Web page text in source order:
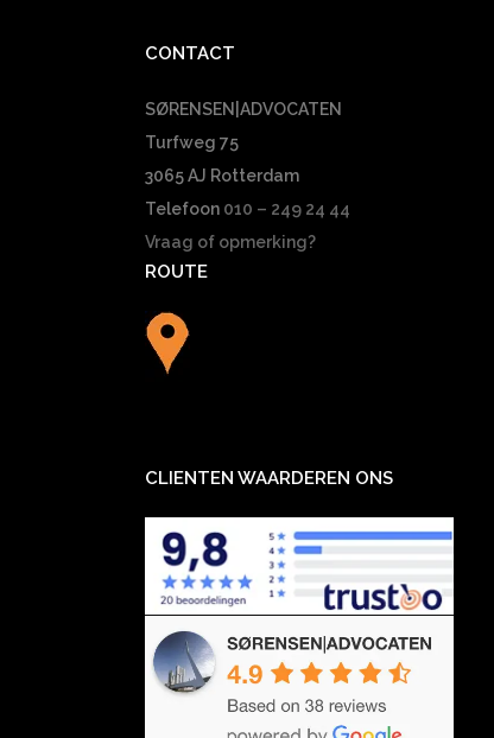
CONTACT
SØRENSEN|ADVOCATEN
Turfweg 75
3065 AJ Rotterdam
Telefoon 010 – 249 24 44
Vraag of opmerking?
ROUTE
CLIENTEN WAARDEREN ONS